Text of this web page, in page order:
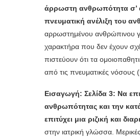
άρρωστη ανθρωπότητα σ’
πνευματική ανέλιξη του
αρρωστημένου ανθρώπινου
χαρακτήρα που δεν έχουν
πιστεύουν ότι τα
από τις πνευματικές νόσους
Εισαγωγή: Σελίδα 3: Να
ανθρωπότητας και την
επιτύχει μια ριζική και
στην ιατρική γλώσσα.